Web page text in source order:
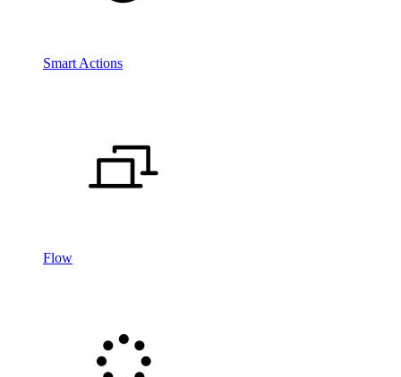
Smart Actions
Flow